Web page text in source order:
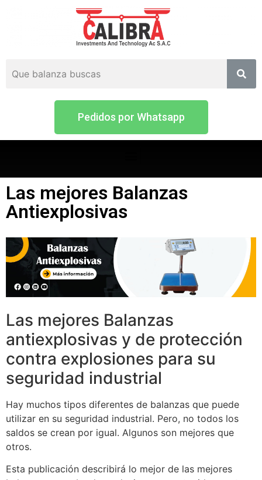
Pedidos por Whatsapp
Las mejores Balanzas
Antiexplosivas
Las mejores Balanzas
antiexplosivas y de protección
contra explosiones para su
seguridad industrial
Hay muchos tipos diferentes de balanzas que puede
utilizar en su seguridad industrial. Pero, no todos los
saldos se crean por igual. Algunos son mejores que
otros.
Esta publicación describirá lo mejor de las mejores